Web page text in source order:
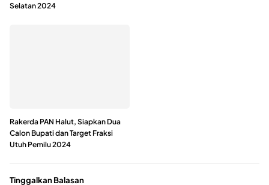
Selatan 2024
Rakerda PAN Halut, Siapkan Dua
Calon Bupati dan Target Fraksi
Utuh Pemilu 2024
Tinggalkan Balasan